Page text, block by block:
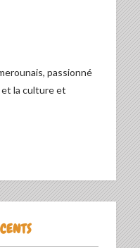
passionné
la culture et